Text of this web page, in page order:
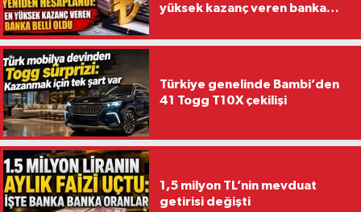
yüksek kazanç veren banka
Türkiye genelinde Bambi’den
41 Togg T10X çekilişi
1,5 milyon TL’nin mevduat
getirisi değişti